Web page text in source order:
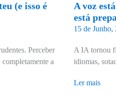
(e isso é
Perceber
a
A voz
está
15 de Junho,
A IA tornou
idiomas,
Ler mais